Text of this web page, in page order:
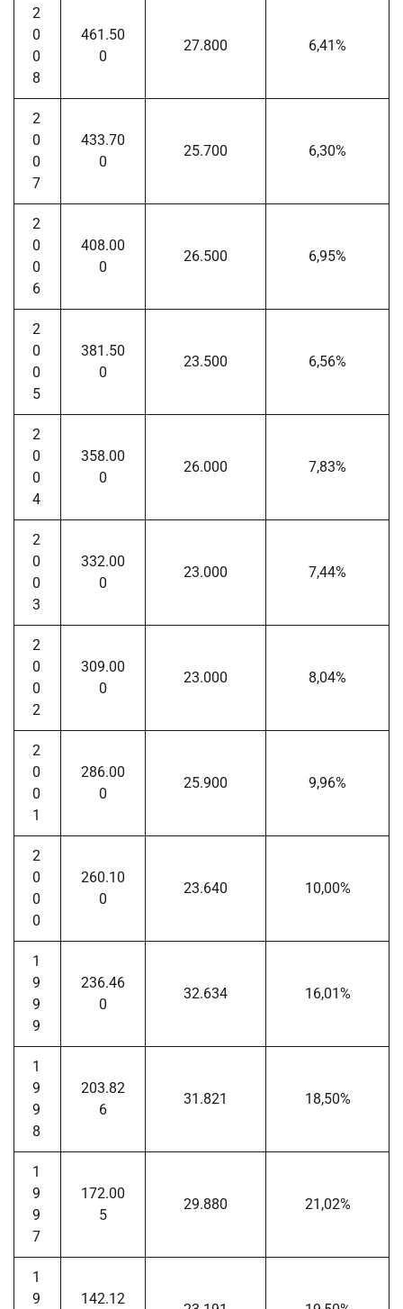
2
0
0
8
461.50
0
27.800 6,41%
2
0
0
7
433.70
0
25.700 6,30%
2
0
0
6
408.00
0
26.500 6,95%
2
0
0
5
381.50
0
23.500 6,56%
2
0
0
4
358.00
0
26.000 7,83%
2
0
0
3
332.00
0
23.000 7,44%
2
0
0
2
309.00
0
23.000 8,04%
2
0
0
1
286.00
0
25.900 9,96%
2
0
0
0
260.10
0
23.640 10,00%
1
9
9
9
236.46
0
32.634 16,01%
1
9
9
8
203.82
6
31.821 18,50%
1
9
9
7
172.00
5
29.880 21,02%
1
9
142.12